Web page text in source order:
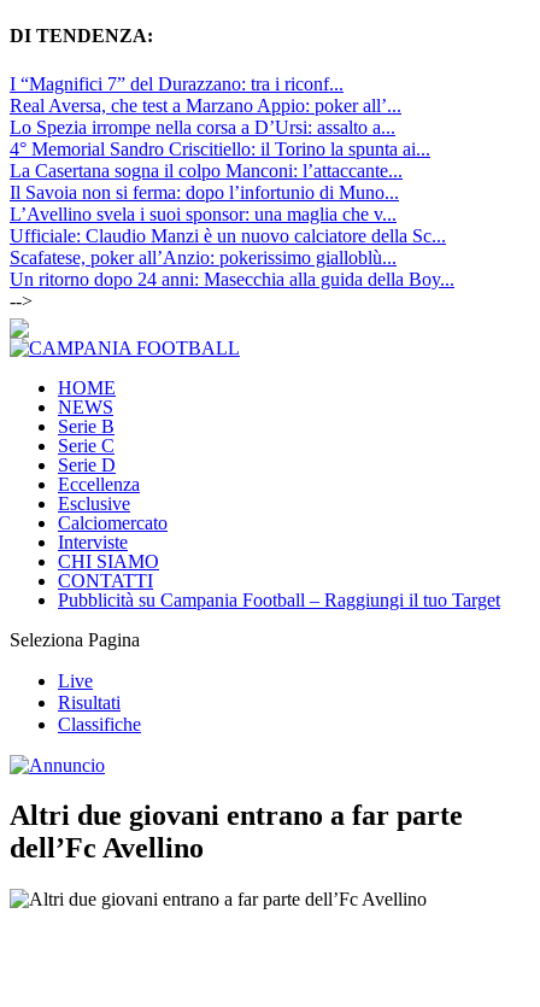
DI TENDENZA:
I “Magnifici 7” del Durazzano: tra i riconf...
Real Aversa, che test a Marzano Appio: poker all’...
Lo Spezia irrompe nella corsa a D’Ursi: assalto a...
4° Memorial Sandro Criscitiello: il Torino la spunta ai...
La Casertana sogna il colpo Manconi: l’attaccante...
Il Savoia non si ferma: dopo l’infortunio di Muno...
L’Avellino svela i suoi sponsor: una maglia che v...
Ufficiale: Claudio Manzi è un nuovo calciatore della Sc...
Scafatese, poker all’Anzio: pokerissimo gialloblù...
Un ritorno dopo 24 anni: Masecchia alla guida della Boy...
-->
HOME
NEWS
Serie B
Serie C
Serie D
Eccellenza
Esclusive
Calciomercato
Interviste
CHI SIAMO
CONTATTI
Pubblicità su Campania Football – Raggiungi il tuo Target
Seleziona Pagina
Live
Risultati
Classifiche
Altri due giovani entrano a far parte
dell’Fc Avellino